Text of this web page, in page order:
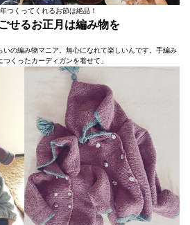
つくってくれるお節は絶品！
せるお正月は編み物を
いの編み物マニア。無心になれて楽しいんです。手編み
つくったカーディガンを着せて」